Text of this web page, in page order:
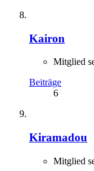
Kairon
Mitglied
Beiträge
6
Kiramadou
Mitglied